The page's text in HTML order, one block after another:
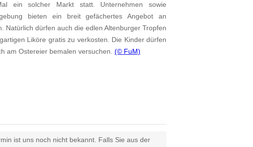
ein solcher Markt statt. Unternehmen sowie
bieten ein breit gefächertes Angebot an
Natürlich dürfen auch die edlen Altenburger Tropfen
Liköre gratis zu verkosten. Die Kinder dürfen
am Ostereier bemalen versuchen. (© FuM)
ist uns noch nicht bekannt. Falls Sie aus der